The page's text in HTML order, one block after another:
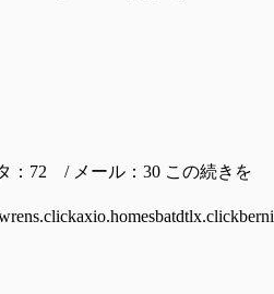
：72 / メール：30 この続きを